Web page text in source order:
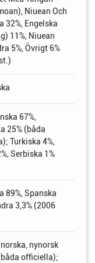
Niuean Och
32%, Engelska
11%, Niuean
5%, Övrigt 6%
67%,
25% (båda
Turkiska 4%,
Serbiska 1%
89%, Spanska
3,3% (2006
nynorsk
officiella);